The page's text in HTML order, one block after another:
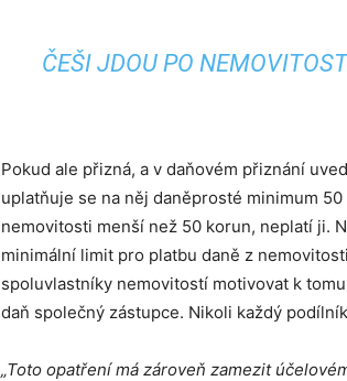
ČEŠI JDOU PO
Pokud ale přizná, a v daňovém přiznání
uplatňuje se na něj daněprosté minimum
nemovitosti menší než 50 korun, neplatí ji.
minimální limit pro platbu daně z
spoluvlastníky nemovitostí motivovat k
daň společný zástupce. Nikoli každý
„Toto opatření má zároveň zamezit